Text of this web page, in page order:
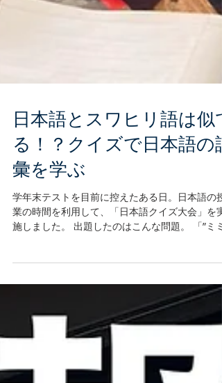
日本語とスワヒリ語は似
る！？クイズで日本語の
彙を学ぶ
学年末テストを目前に控えたある日。日本語の授
施しました。 出題したのはこんな問題。 「”ミミ
が、日本語では何という意味があるでしょう？ A.
耳 B. 口 答えは「A. 耳」！...